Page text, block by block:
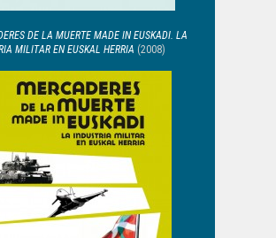
DE LA MUERTE MADE IN EUSKADI. LA
MILITAR EN EUSKAL HERRIA (2008)